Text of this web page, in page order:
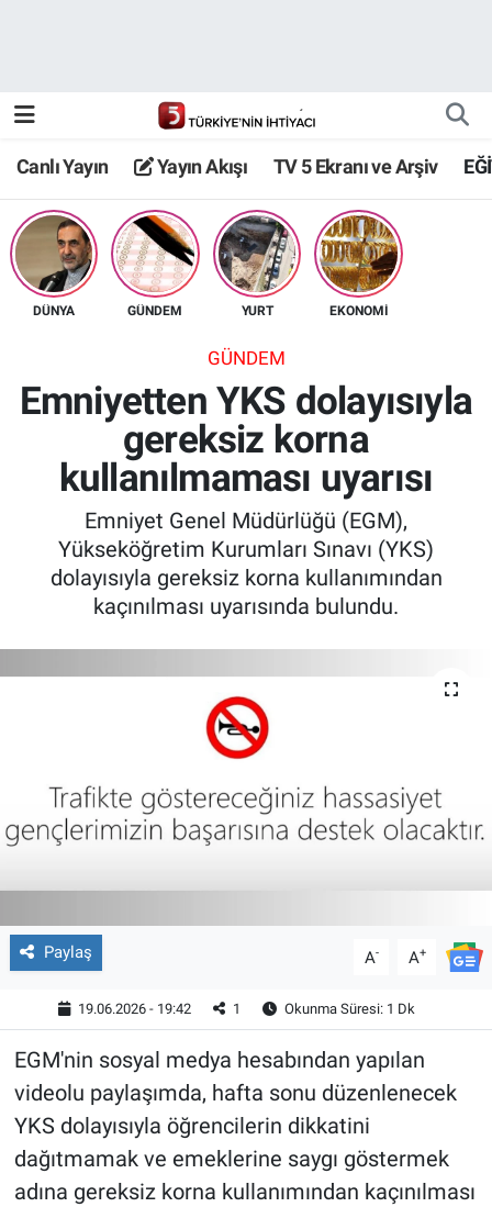
Canlı Yayın Yayın Akışı TV 5 Ekranı ve Arşiv
DÜNYA GÜNDEM YURT EKONOMİ
GÜNDEM
Emniyetten YKS dolayısıyla
gereksiz korna
kullanılmaması uyarısı
Emniyet Genel Müdürlüğü (EGM),
Yükseköğretim Kurumları Sınavı (YKS)
dolayısıyla gereksiz korna kullanımından
kaçınılması uyarısında bulundu.
Paylaş A- A+
19.06.2026 - 19:42 1 Okunma Süresi: 1 Dk
EGM'nin sosyal medya hesabından yapılan
videolu paylaşımda, hafta sonu düzenlenecek
YKS dolayısıyla öğrencilerin dikkatini
dağıtmamak ve emeklerine saygı göstermek
adına gereksiz korna kullanımından kaçınılması
TV 5 Ekranı ve Arşiv